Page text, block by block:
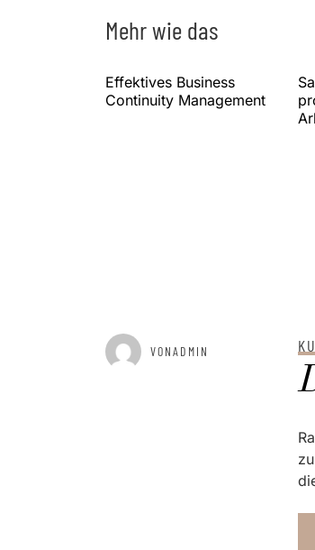
Mehr wie das
Effektives Business
Continuity Management
GEPOSTET AM APRIL 6, 2025
VONADMIN